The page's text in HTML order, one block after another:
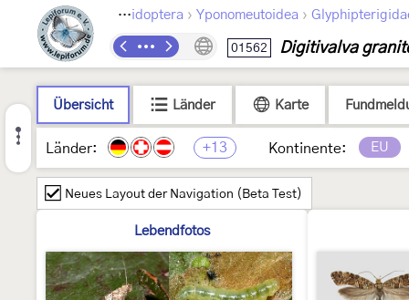
Lepidoptera › Yponomeutoidea ›
01562 Digitivalva
Übersicht Länder Karte
Länder: +13 Kontinente: EU
Neues Layout der Navigation (Beta Test)
Lebendfotos